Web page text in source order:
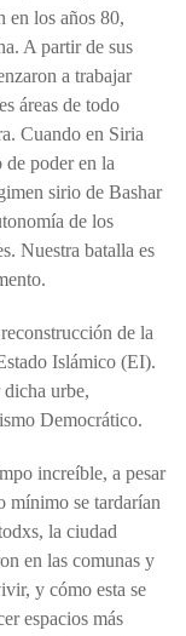
en los años 80,
A partir de sus
a trabajar
áreas de todo
Cuando en Siria
poder en la
sirio de Bashar
de los
Nuestra batalla es
de la
Islámico (EI).
dicha urbe,
Democrático.
increíble, a pesar
mínimo se tardarían
la ciudad
en las comunas y
y cómo esta se
espacios más